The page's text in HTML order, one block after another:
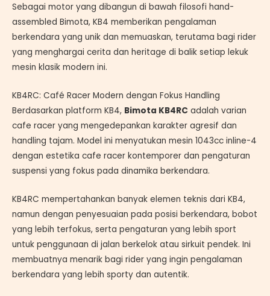
Sebagai motor yang dibangun di bawah filosofi hand-
assembled Bimota, KB4 memberikan pengalaman
berkendara yang unik dan memuaskan, terutama bagi rider
yang menghargai cerita dan heritage di balik setiap lekuk
mesin klasik modern ini.
KB4RC: Café Racer Modern dengan Fokus Handling
Berdasarkan platform KB4, Bimota KB4RC adalah varian
cafe racer yang mengedepankan karakter agresif dan
handling tajam. Model ini menyatukan mesin 1043cc inline-4
dengan estetika cafe racer kontemporer dan pengaturan
suspensi yang fokus pada dinamika berkendara.
KB4RC mempertahankan banyak elemen teknis dari KB4,
namun dengan penyesuaian pada posisi berkendara, bobot
yang lebih terfokus, serta pengaturan yang lebih sport
untuk penggunaan di jalan berkelok atau sirkuit pendek. Ini
membuatnya menarik bagi rider yang ingin pengalaman
berkendara yang lebih sporty dan autentik.